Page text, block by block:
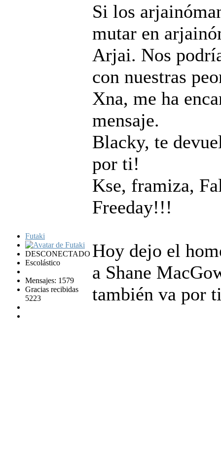
Futaki
DESCONECTADO
Escolástico
Mensajes: 1579
Gracias recibidas
5223
Si los
mutar en
Arjai. Nos
con nuestras
Xna, me ha
mensaje.
Blacky, te
por ti!
Kse, framiza,
Freeday!!!
Hoy dejo el
a Shane
también va por